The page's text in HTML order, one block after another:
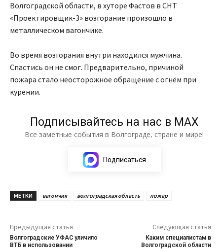
Волгоградской области, в хуторе Фастов в СНТ
«Проектировщик-3» возгорание произошло в
металлическом вагончике.
Во время возгорания внутри находился мужчина.
Спастись он не смог. Предварительно, причиной
пожара стало неосторожное обращение с огнём при
курении.
Подписывайтесь на нас в МАХ
Все заметные события в Волгограде, стране и мире!
Подписаться
МЕТКИ вагончик волгоградская область пожар
Предыдущая статья
Волгоградские УФАС уличило
ВТБ в использовании
Следующая статья
Каким специалистам в
Волгоградской области